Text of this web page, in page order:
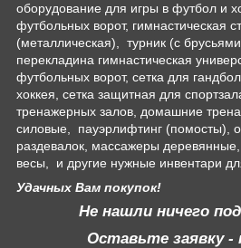
оборудование для игры в футбол и
футбольных ворот, гимнастическая
(металлическая), турник (с
перекладина гимнастическая
футбольных ворот, сетка для
хоккея, сетка защитная для
тренажерных залов, домашние
силовые, пауэрлифтинг (помосты),
раздевалок, массажеры
весы, и другие нужные инвентари
Удачных Вам покупок!
Не нашли ничего
Оставьте заявку -